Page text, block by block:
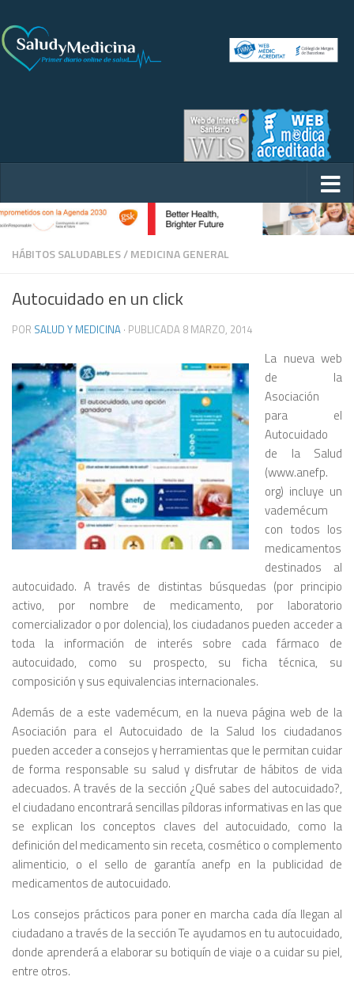
HÁBITOS SALUDABLES/MEDICINA GENERAL
Autocuidado en un click
POR SALUD Y MEDICINA · PUBLICADA 8 MARZO, 2014
La nueva web
de la
Asociación
para el
Autocuidado
de la Salud
(www.anefp.
org) incluye un
vademécum
con todos los
medicamentos
destinados al
autocuidado. A través de distintas búsquedas (por principio
activo, por nombre de medicamento, por laboratorio
comercializador o por dolencia), los ciudadanos pueden acceder a
toda la información de interés sobre cada fármaco de
autocuidado, como su prospecto, su ficha técnica, su
composición y sus equivalencias internacionales.
Además de a este vademécum, en la nueva página web de la
Asociación para el Autocuidado de la Salud los ciudadanos
pueden acceder a consejos y herramientas que le permitan cuidar
de forma responsable su salud y disfrutar de hábitos de vida
adecuados. A través de la sección ¿Qué sabes del autocuidado?,
el ciudadano encontrará sencillas píldoras informativas en las que
se explican los conceptos claves del autocuidado, como la
definición del medicamento sin receta, cosmético o complemento
alimenticio, o el sello de garantía anefp en la publicidad de
medicamentos de autocuidado.
Los consejos prácticos para poner en marcha cada día llegan al
ciudadano a través de la sección Te ayudamos en tu autocuidado,
donde aprenderá a elaborar su botiquín de viaje o a cuidar su piel,
entre otros.